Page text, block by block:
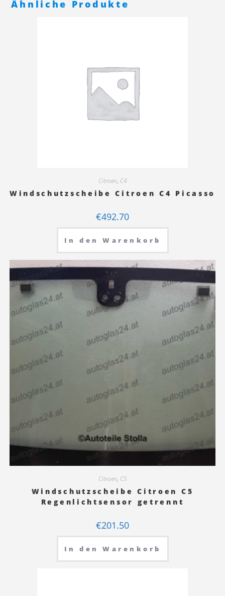
Ähnliche Produkte
Citroen, C4
Windschutzscheibe Citroen C4 Picasso
€492.70
In den Warenkorb
Citroen, C5
Windschutzscheibe Citroen C5
Regenlichtsensor getrennt
€201.50
In den Warenkorb